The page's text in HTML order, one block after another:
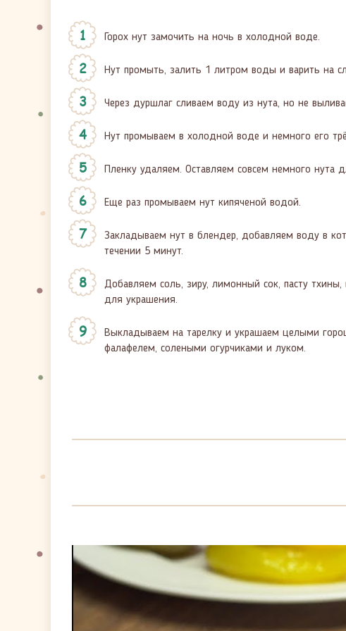
Горох нут замочить на ночь в холодной воде.
Нут промыть, залить 1 литром воды и варить на
Через дуршлаг сливаем воду из нута, но не
Нут промываем в холодной воде и немного его
Пленку удаляем. Оставляем совсем немного нута
Еще раз промываем нут кипяченой водой.
Закладываем нут в блендер, добавляем воду в
течении 5 минут.
Добавляем соль, зиру, лимонный сок, пасту
для украшения.
Выкладываем на тарелку и украшаем целыми
фалафелем, солеными огурчиками и луком.